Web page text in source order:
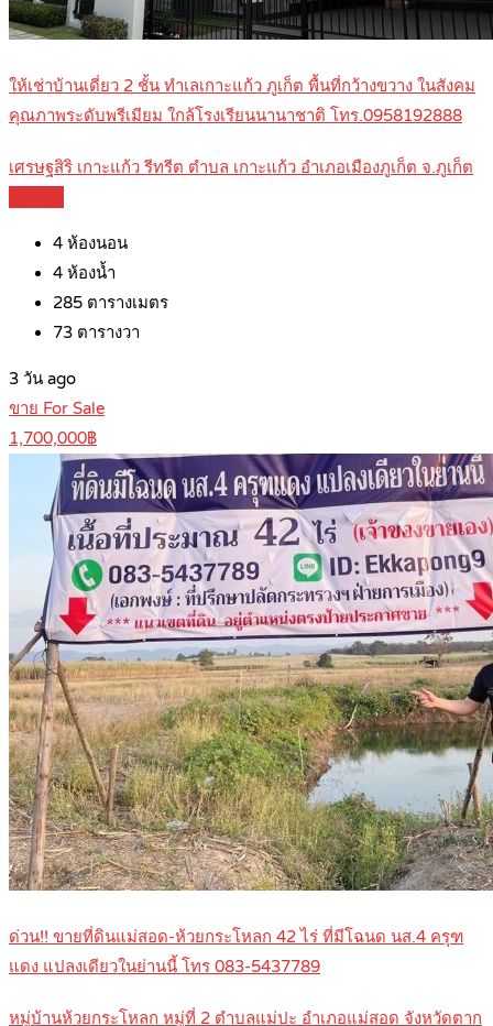
ให้เช่าบ้านเดี่ยว 2 ชั้น ทำเลเกาะแก้ว ภูเก็ต พื้นที่กว้างขวาง ในสังคม
คุณภาพระดับพรีเมียม ใกล้โรงเรียนนานาชาติ โทร.0958192888
เศรษฐสิริ เกาะแก้ว รีทรีต ตำบล เกาะแก้ว อำเภอเมืองภูเก็ต จ.ภูเก็ต
4 ห้องนอน
4 ห้องน้ำ
285 ตารางเมตร
73 ตารางวา
3 วัน ago
ขาย For Sale
1,700,000฿
ด่วน!! ขายที่ดินแม่สอด-ห้วยกระโหลก 42 ไร่ ที่มีโฉนด นส.4 ครุฑ
แดง แปลงเดียวในย่านนี้ โทร 083-5437789
หมู่บ้านห้วยกระโหลก หมู่ที่ 2 ตำบลแม่ปะ อำเภอแม่สอด จังหวัดตาก